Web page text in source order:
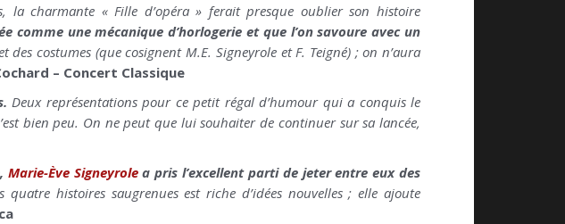
la charmante « Fille d’opéra » ferait presque oublier son histoire
comme une mécanique d’horlogerie et que l’on savoure avec un
costumes (que cosignent M.E. Signeyrole et F. Teigné) ; on n’aura
– Concert Classique
Deux représentations pour ce petit régal d’humour qui a conquis le
bien peu. On ne peut que lui souhaiter de continuer sur sa lancée,
Marie-Ève Signeyrolea pris l’excellent parti de jeter entre eux des
histoires saugrenues est riche d’idées nouvelles ; elle ajoute